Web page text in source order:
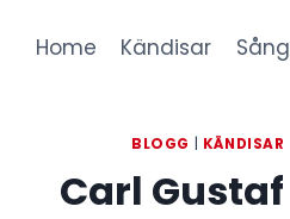
Home Kändisar
BLOGG KÄNDISAR
Carl Gustaf